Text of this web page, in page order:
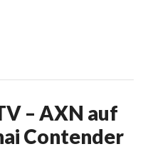
– AXN auf
Contender